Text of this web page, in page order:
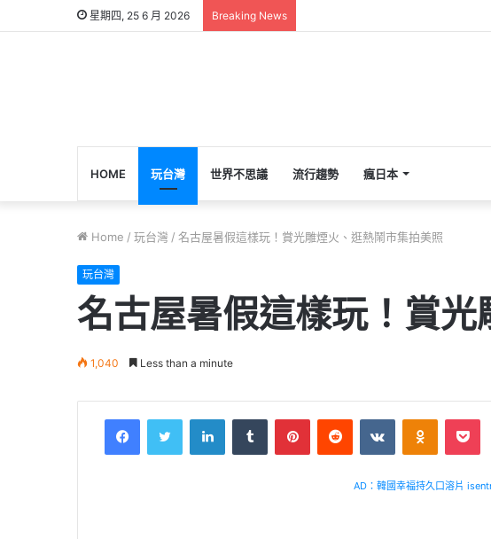
星期四, 25 6 月 2026 Breaking News
HOME 玩台灣 世界不思議 流行趨勢 瘋日本
Home / 玩台灣 / 名古屋暑假這樣玩！賞光雕煙火、逛熱鬧市集拍美照
玩台灣
名古屋暑假這樣玩！賞
1,040 Less than a minute
AD：韓國幸福持久口溶片